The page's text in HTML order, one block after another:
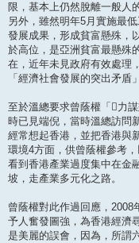
限，基本上仍然脫離一般人
另外，雖然明年5月實施最
發展成果，形成貧富懸殊，
於高位，是亞洲貧富最懸殊
在，近年未見政府有效處理
「經濟社會發展的突出矛盾
至於溫總要求曾蔭權「力
時已見端倪，當時溫總訪問
經常想起香港，並把香港與
環境4方面，供曾蔭權參考
看到香港產業過度集中在金
坡，走產業多元化之路。
曾蔭權對此作過回應，2008
予人奮發圖強，為香港經濟
是美麗的誤會，因為，所謂